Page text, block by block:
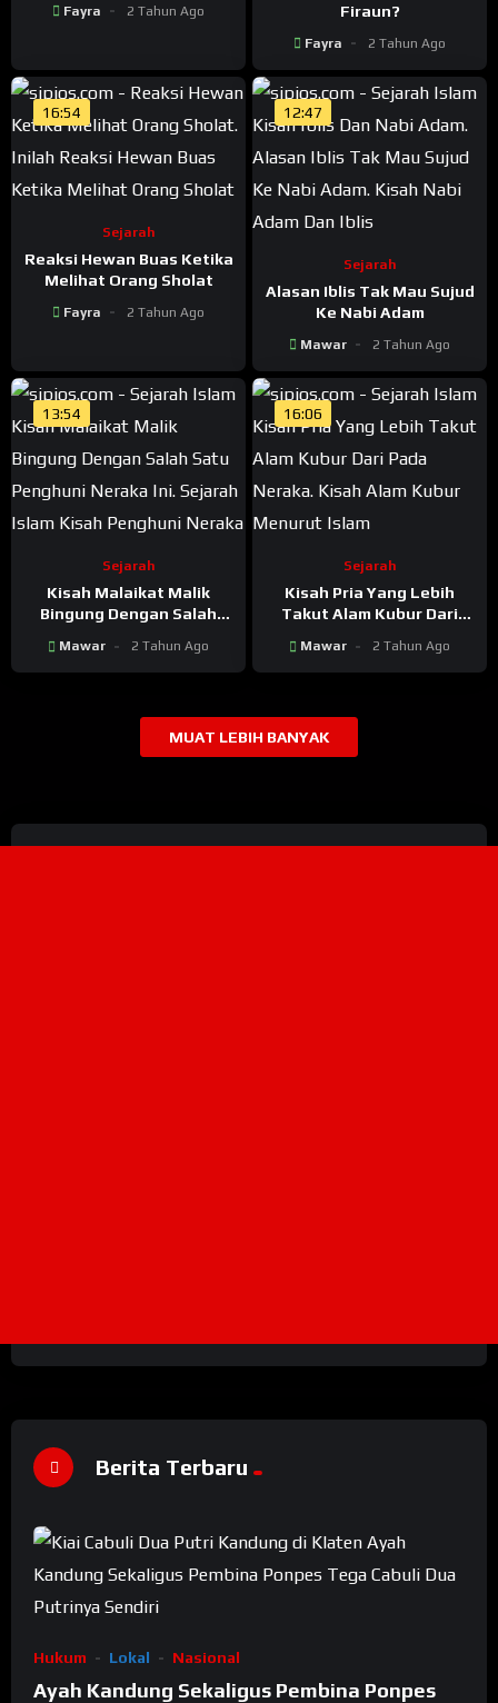
Fayra 2 Tahun Ago Firaun?
Fayra 2 Tahun Ago
16:54
Sejarah
Reaksi Hewan Buas Ketika
Melihat Orang Sholat
Fayra 2 Tahun Ago
12:47
Sejarah
Alasan Iblis Tak Mau Sujud
Ke Nabi Adam
Mawar 2 Tahun Ago
13:54
Sejarah
Kisah Malaikat Malik
Bingung Dengan Salah
Mawar 2 Tahun Ago
16:06
Sejarah
Kisah Pria Yang Lebih
Takut Alam Kubur Dari
Mawar 2 Tahun Ago
MUAT LEBIH BANYAK
Berita Terbaru
Hukum Lokal Nasional
Ayah Kandung Sekaligus Pembina Ponpes